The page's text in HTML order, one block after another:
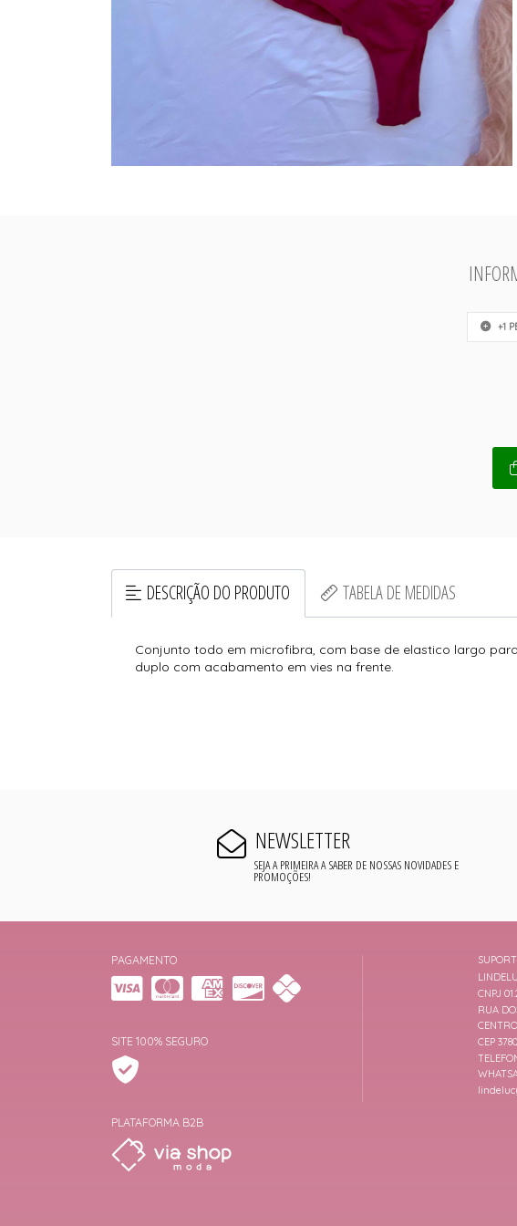
+1
DESCRIÇÃO DO PRODUTO TABELA DE MEDIDAS
Conjunto todo em microfibra, com base de elastico largo
duplo com acabamento em vies na frente.
NEWSLETTER
SEJA A PRIMEIRA A SABER DE NOSSAS NOVIDADES E
PROMOÇÕES!
PAGAMENTO
SITE 100% SEGURO
PLATAFORMA B2B
CNPJ
RUA
CEP